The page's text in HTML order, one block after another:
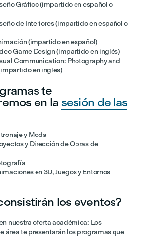
Gráfico (impartido en español o
de Interiores (impartido en español o
(impartido en español)
Game Design (impartido en inglés)
Communication: Photography and
en inglés)
te
en la sesión de las
y Moda
y Dirección de Obras de
en 3D, Juegos y Entornos
los eventos?
nuestra oferta académica: Los
área te presentarán los programas que